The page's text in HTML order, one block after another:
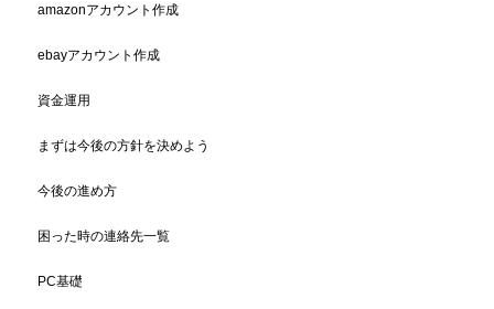
amazonアカウント作成
ebayアカウント作成
資金運用
まずは今後の方針を決めよう
今後の進め方
困った時の連絡先一覧
PC基礎